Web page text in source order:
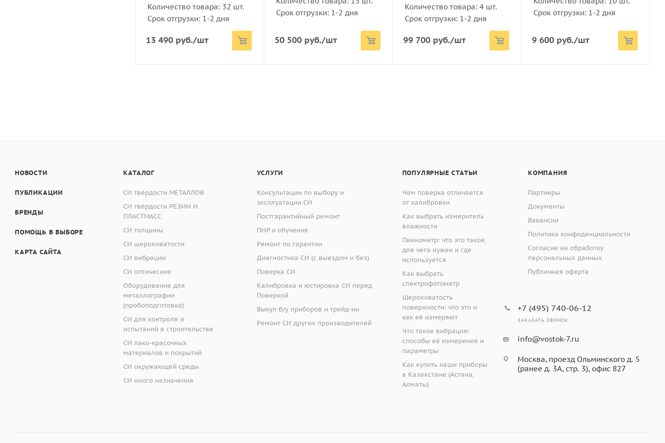
Описание средства измерений
Принцип действия объект-микрометров (ОМ) - измерение длины методом сравнения путём наложения изображения его шкалы на
ОМ представляет собой стеклянную пластину прямоугольного сечения. Шкаловая поверхность расположена в центре пластины. На
шкаловой поверхности методом фотолитографии нанесены штрихи: позитив (для проходящего света) или негатив (для отраженного
ОМП
- температура окружающей среды, °С от +15 до +35
- верхнее значение относительной влажности при 25 °С, %
Количество товара: 32 шт.
Срок отгрузки: 1-2 дня
13 490 руб./шт
Срок отгрузки: 1-2 дня
50 500 руб./шт
Количество товара: 4 шт.
Срок отгрузки: 1-2 дня
99 700 руб./шт
Срок отгрузки: 1-2 дня
9 600 руб./шт
НОВОСТИ
ПУБЛИКАЦИИ
БРЕНДЫ
ПОМОЩЬ В ВЫБОРЕ
КАРТА САЙТА
КАТАЛОГ
СИ твёрдости МЕТАЛЛОВ
СИ твёрдости РЕЗИН И
ПЛАСТМАСС
СИ толщины
СИ шероховатости
СИ вибрации
СИ оптические
Оборудование для
металлографии
(пробоподготовка)
СИ для контроля и
испытаний в строительстве
СИ лако-красочных
материалов и покрытий
СИ окружающей среды
СИ иного назначения
УСЛУГИ
Консультации по выбору и
эксплуатации СИ
Постгарантийный ремонт
ПНР и обучение
Ремонт по гарантии
Диагностика СИ (с выездом и без)
Поверка СИ
Калибровка и юстировка СИ перед
Поверкой
Выкуп б/у приборов и трейд-ин
Ремонт СИ других производителей
ПОПУЛЯРНЫЕ СТАТЬИ
Чем поверка отличается
от калибровки
Как выбрать измеритель
влажности
Пикнометр: что это такое,
для чего нужен и где
используется
Как выбрать
спектрофотометр
Шероховатость
поверхности: что это и
как её измеряют
Что такое вибрация:
способы её измерения и
параметры
Как купить наши приборы
в Казахстане (Астана,
Алматы)
КОМПАНИЯ
Партнеры
Документы
Вакансии
Политика конфиденциальности
Согласие на обработку
персональных данных
Публичная оферта
+7 (495) 740-06-12
ЗАКАЗАТЬ ЗВОНОК
info@vostok-7.ru
Москва, проезд Ольминского д. 5
(ранее д. 3А, стр. 3), офис 827